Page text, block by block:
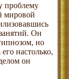
проблему
мировой
Он
но
настолько,
он